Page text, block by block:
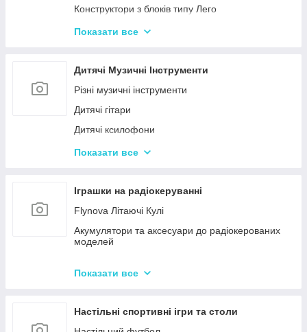
Конструктори з блоків типу Лего
Конструктор для малюків з великими деталями
Тривимірні пазли-конструктори
Металеві конструктори
Показати все
Дитячі Музичні Інструменти
Різні музичні інструменти
Дитячі гітари
Дитячі ксилофони
Дитячі Синтезатори та Піаніно
Показати все
Іграшки на радіокеруванні
Flynova Літаючі Кулі
Акумулятори та аксесуари до радіокерованих
моделей
Показати все
Настільні спортивні ігри та столи